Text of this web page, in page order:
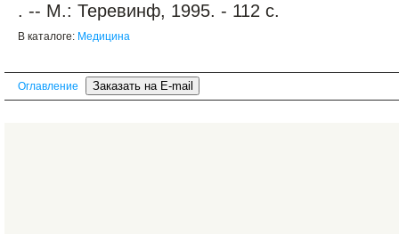
. -- М.: Теревинф, 1995. - 112 с.
В каталоге: Медицина
Оглавление